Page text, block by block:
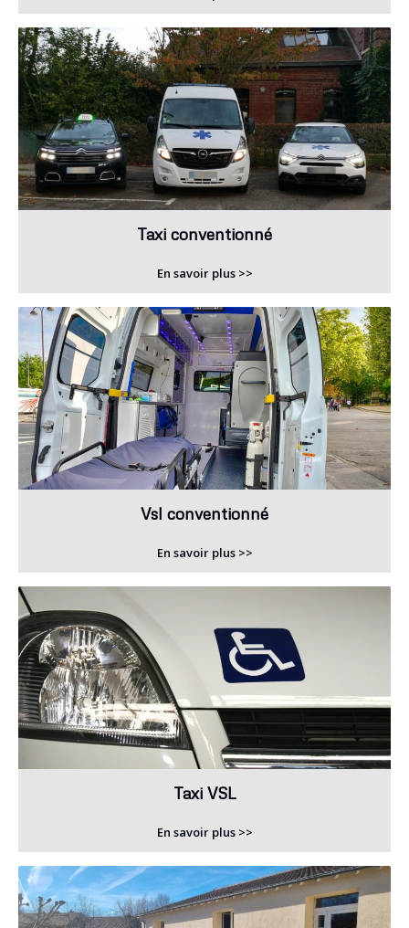
Taxi conventionné
En savoir plus >>
Vsl conventionné
En savoir plus >>
Taxi VSL
En savoir plus >>